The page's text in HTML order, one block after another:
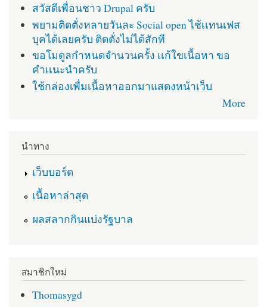
สวัสดีเพื่อนชาว Drupal ครับ
พยามติดตั่งหลายวันละ Social open ไช้เเทนเฟส
บุคได้เลยครับ ติดตั่งไม่ได้สักที
ขอโมดูลกำหนดจำนวนครั้ง เเก้ใขเนื้อหา ขอ
คำเเนะนำครับ
ใช้กล่องเพื่มเนื้อหาออกมาแสดงหน้าเว็บ
More
นำทาง
เว็บบอร์ด
เนื้อหาล่าสุด
ผลสลากกินแบ่งรัฐบาล
สมาชิกใหม่
Thomasygd